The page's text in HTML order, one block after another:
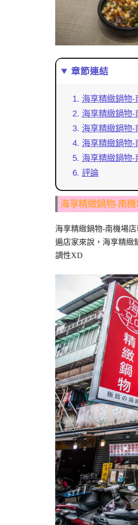
章節連結
海享精緻鍋物-
海享精緻鍋物-
海享精緻鍋物-
海享精緻鍋物-
海享精緻鍋物-
評論
海享精緻鍋物-南
海享精緻鍋物-南機場
遍店家來說，海享精緻
調性XD